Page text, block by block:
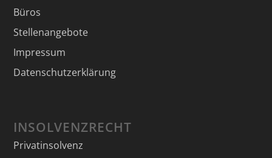
Büros
Stellenangebote
Impressum
Datenschutzerklärung
INSOLVENZRECHT
Privatinsolvenz